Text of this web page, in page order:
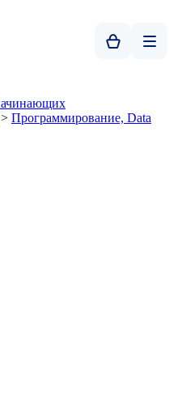
> Программирование, Data